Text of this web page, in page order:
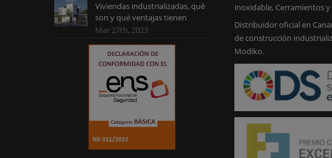
Viviendas industrializadas, qué
son y qué ventajas tienen
Mar 27th, 2023
inoxidable, Cerramientos y
Distribuidor oficial en
de construcción
Modiko.